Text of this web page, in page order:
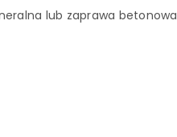
lub zaprawa